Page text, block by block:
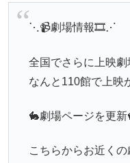
⋱📹劇場情報🎞⋰
全国でさらに上映劇
なんと110館で上映
🐇劇場ページを更新
こちらからお近くの